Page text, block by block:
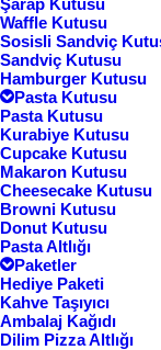
Şarap Kutusu
Waffle Kutusu
Sosisli Sandviç
Sandviç Kutusu
Hamburger Kutusu
Pasta Kutusu
Pasta Kutusu
Kurabiye Kutusu
Cupcake Kutusu
Makaron Kutusu
Cheesecake Kutusu
Browni Kutusu
Donut Kutusu
Pasta Altlığı
Paketler
Hediye Paketi
Kahve Taşıyıcı
Ambalaj Kağıdı
Dilim Pizza Altlığı
Ana Sayfa
Tekstil